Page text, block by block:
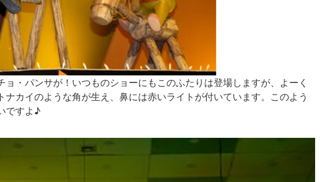
・パンサが！いつものショーにもこのふたりは登場しますが、よーく
カイのような角が生え、鼻には赤いライトが付いています。このよう
ですよ♪